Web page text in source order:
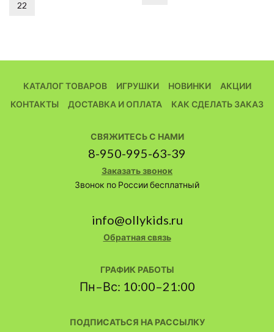
22
КАТАЛОГ ТОВАРОВ ИГРУШКИ НОВИНКИ
АКЦИИ
КОНТАКТЫ
ДОСТАВКА И ОПЛАТА КАК СДЕЛАТЬ ЗАКАЗ
ПОДПИСАТЬСЯ НА РАССЫЛКУ
СВЯЖИТЕСЬ С НАМИ
8-950-995-63-39
Заказать звонок
Звонок по России бесплатный
info@ollykids.ru
Обратная связь
ГРАФИК РАБОТЫ
Пн–Вс: 10:00–21:00